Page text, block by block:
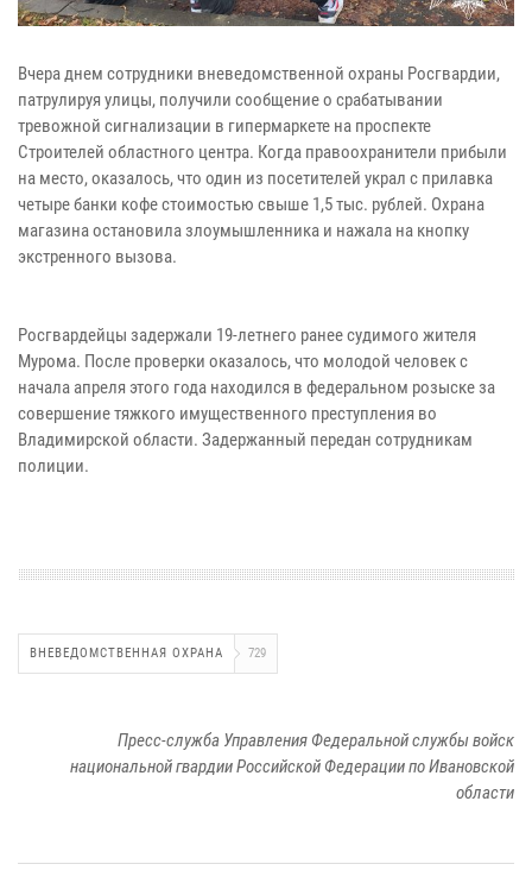
Вчера днем сотрудники вневедомственной охраны Росгвардии,
патрулируя улицы, получили сообщение о срабатывании
тревожной сигнализации в гипермаркете на проспекте
Строителей областного центра. Когда правоохранители прибыли
на место, оказалось, что один из посетителей украл с прилавка
четыре банки кофе стоимостью свыше 1,5 тыс. рублей. Охрана
магазина остановила злоумышленника и нажала на кнопку
экстренного вызова.
Росгвардейцы задержали 19-летнего ранее судимого жителя
Мурома. После проверки оказалось, что молодой человек с
начала апреля этого года находился в федеральном розыске за
совершение тяжкого имущественного преступления во
Владимирской области. Задержанный передан сотрудникам
полиции.
ВНЕВЕДОМСТВЕННАЯ ОХРАНА 729
Пресс-служба Управления Федеральной службы войск
национальной гвардии Российской Федерации по Ивановской
области